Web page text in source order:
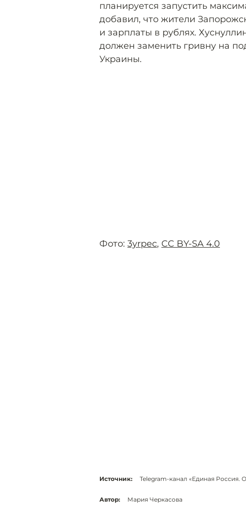
планируется запустить
добавил, что жители
и зарплаты в рублях.
должен заменить гривну на
Украины.
Фото: 3yrpec, CC BY-SA 4.0
Источник: Telegram-канал «Единая Россия.
Автор: Мария Черкасова